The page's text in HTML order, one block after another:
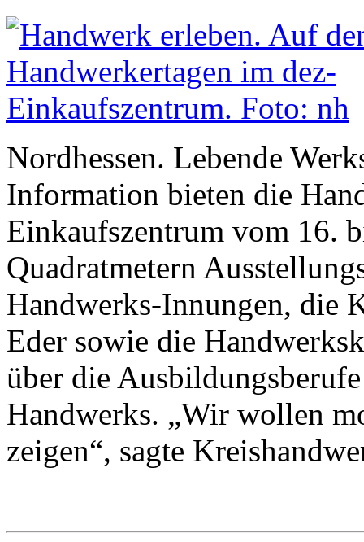
Nordhessen. Lebende
Information bieten die
Einkaufszentrum vom 16.
Quadratmetern
Handwerks-Innungen, die
Eder sowie die
über die
Handwerks. „Wir wollen
zeigen“, sagte